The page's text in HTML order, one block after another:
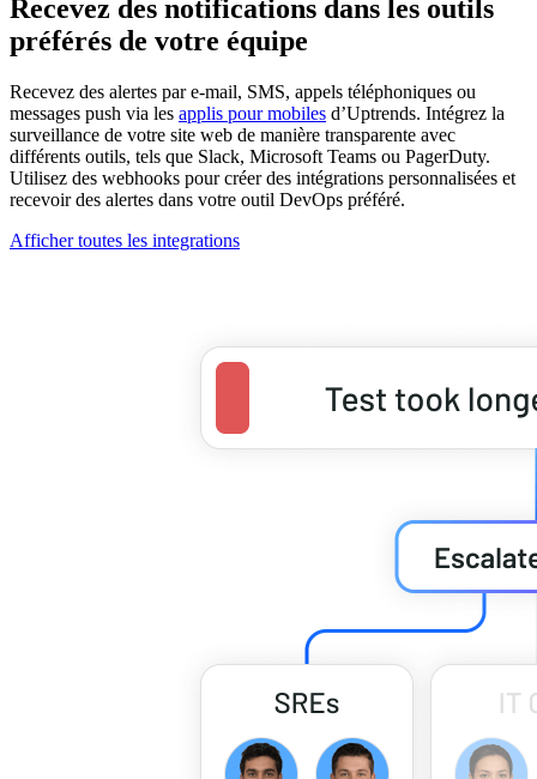
Recevez des notifications dans les outils
préférés de votre équipe
Recevez des alertes par e-mail, SMS, appels téléphoniques ou
messages push via les applis pour mobiles d’Uptrends. Intégrez la
surveillance de votre site web de manière transparente avec
différents outils, tels que Slack, Microsoft Teams ou PagerDuty.
Utilisez des webhooks pour créer des intégrations personnalisées et
recevoir des alertes dans votre outil DevOps préféré.
Afficher toutes les integrations